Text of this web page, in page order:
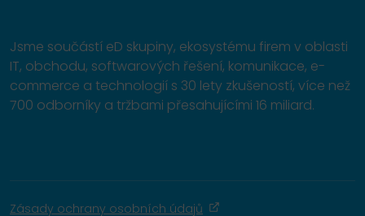
Jsme součástí eD skupiny, ekosystému firem v oblasti
IT, obchodu, softwarových řešení, komunikace, e-
commerce a technologií s 30 lety zkušeností, více než
700 odborníky a tržbami přesahujícími 16 miliard.
Zásady ochrany osobních údajů